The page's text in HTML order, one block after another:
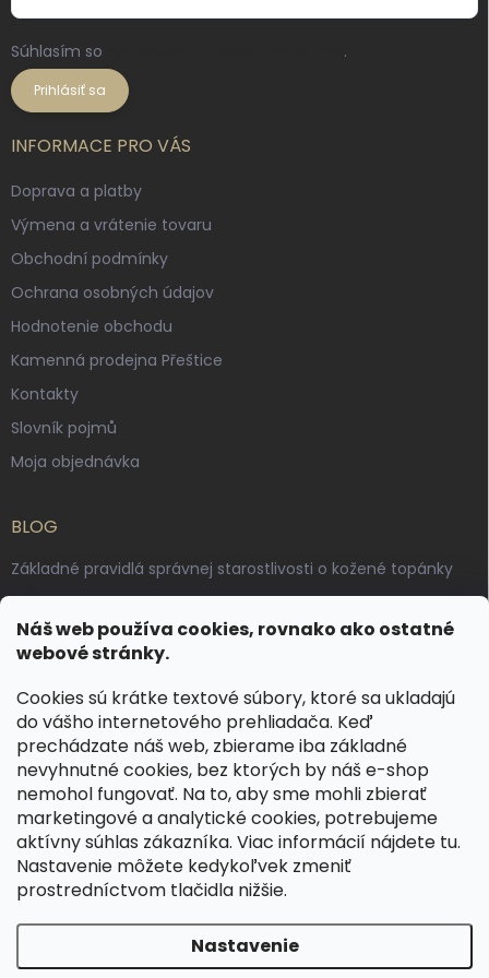
Náš web používa cookies, rovnako ako ostatné
webové stránky.
Cookies sú krátke textové súbory, ktoré sa ukladajú
do vášho internetového prehliadača. Keď
prechádzate náš web, zbierame iba základné
nevyhnutné cookies, bez ktorých by náš e-shop
nemohol fungovať. Na to, aby sme mohli zbierať
marketingové a analytické cookies, potrebujeme
aktívny súhlas zákazníka. Viac informácií nájdete tu.
Nastavenie môžete kedykoľvek zmeniť
prostredníctvom tlačidla nižšie.
Nastavenie
Súhlasím so .
Prihlásiť sa
INFORMACE PRO VÁS
Doprava a platby
Výmena a vrátenie tovaru
Obchodní podmínky
Ochrana osobných údajov
Hodnotenie obchodu
Kamenná prodejna Přeštice
Kontakty
Slovník pojmů
Moja objednávka
BLOG
Základné pravidlá správnej starostlivosti o kožené topánky
Výroba českých kožených opaskov: vôňa pravej kože, dotyk
remesla
KONTAKT
dotazy@ spongr.cz
+420 776 663 962
https://www.facebook.com/spongr.cz
spongr.cz